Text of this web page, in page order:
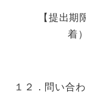
【提出
着）
１２．問い合